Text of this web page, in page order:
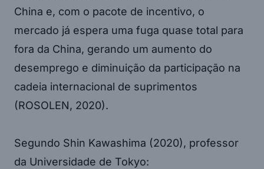
China e, com o pacote de incentivo, o
mercado já espera uma fuga quase total para
fora da China, gerando um aumento do
desemprego e diminuição da participação na
cadeia internacional de suprimentos
(ROSOLEN, 2020).
Segundo Shin Kawashima (2020), professor
da Universidade de Tokyo: